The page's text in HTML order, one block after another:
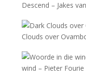
Descend – Jakes
Clouds over
wind – Pieter Fourie